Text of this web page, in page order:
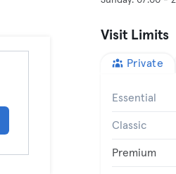
Visit Limits
Private
Essential
Classic
Premium